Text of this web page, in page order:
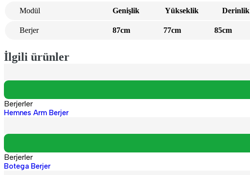
Modül GenişlikYükseklikDerinlik
Berjer 87cm77cm85cm
İlgili ürünler
Berjerler
Hemnes Arm Berjer
Berjerler
Botega Berjer